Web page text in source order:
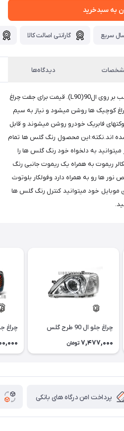
به سبدخرید
سریع گارانتی اصالت کالا
دیدگاه‌ها
چراغ اسپرت جلو طرح گلس قابل نصب بر روی ال90(L90). قیمت برای جفت چراغ
کوچیک ها روشن میشود و نیاز به سیم
فابریک خودرو روشن میشوند و قابل
اند.نکته:این محصول رنگ گلس ها تمام
میتوانید به دلخواه خود رنگ گلس ها را
ریموت به همراه یک ریموت جانبی رنگ
نور ها رو به همراه دارد وفولکار بلوتوث
موبایل خود میتوانید کنترل رنگ گلس ها
چراغ جلو ال 90 طرح گلس
7,477,000 تومان
چراغ جلو ال 90
پرداخت امن درگاه های بانکی